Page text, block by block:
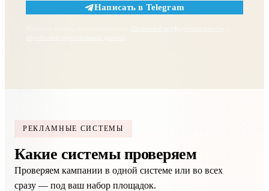
Написать в Telegram
РЕКЛАМНЫЕ СИСТЕМЫ
Какие системы проверяем
Проверяем кампании в одной системе или во всех
сразу — под ваш набор площадок.